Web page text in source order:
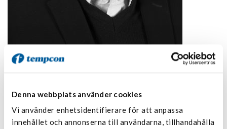
Denna webbplats använder cookies
Vi använder enhetsidentifierare för att anpassa
innehållet och annonserna till användarna, tillhandahålla
Stefan Nordbergh